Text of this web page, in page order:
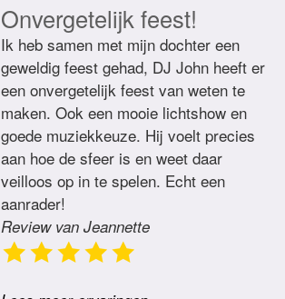
Onvergetelijk feest!
Ik heb samen met mijn dochter een
geweldig feest gehad, DJ John heeft er
een onvergetelijk feest van weten te
maken. Ook een mooie lichtshow en
goede muziekkeuze. Hij voelt precies
aan hoe de sfeer is en weet daar
veilloos op in te spelen. Echt een
aanrader!
Review van Jeannette